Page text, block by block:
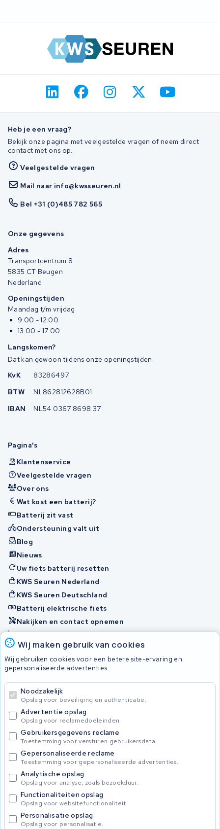
Wij maken gebruik van cookies
Wij gebruiken cookies voor een betere site-ervaring en
gepersonaliseerde advertenties.
Noodzakelijk
Opslag voor beveiliging en authenticatie.
Advertentie opslag
Opslag voor reclamedoeleinden.
Gebruikersgegevens reclame
Toestemming voor versturen gebruikersdata.
Gepersonaliseerde reclame
Toestemming voor gepersonaliseerde advertenties.
Analytische opslag
Opslag voor analyse, zoals bezoekduur.
Functionaliteiten opslag
Opslag voor websitefunctionaliteit.
Personalisatie opslag
Opslag voor personalisatie.
Heb je een vraag?
Bekijk onze pagina met veelgestelde vragen of neem direct
contact met ons op.
Veelgestelde vragen
Mail naar info@kwsseuren.nl
Bel +31 (0)485 782 565
Onze gegevens
Adres
Transportcentrum 8
5835 CT Beugen
Nederland
Openingstijden
Maandag t/m vrijdag
9:00 - 12:00
13:00 - 17:00
Langskomen?
Dat kan gewoon tijdens onze openingstijden.
KvK
83286497
BTW
NL862812628B01
IBAN
NL54 0367 8698 37
Pagina's
Klantenservice
Veelgestelde vragen
Over ons
Wat kost een batterij?
Batterij zit vast
Ondersteuning valt uit
Blog
Nieuws
Uw fiets batterij resetten
KWS Seuren Nederland
KWS Seuren Deutschland
Batterij elektrische fiets
Nakijken en contact opnemen
Onherstelbaar
Accu's
© 2026 KWS Seuren
Algemene voorwaarden
Privacy Policy